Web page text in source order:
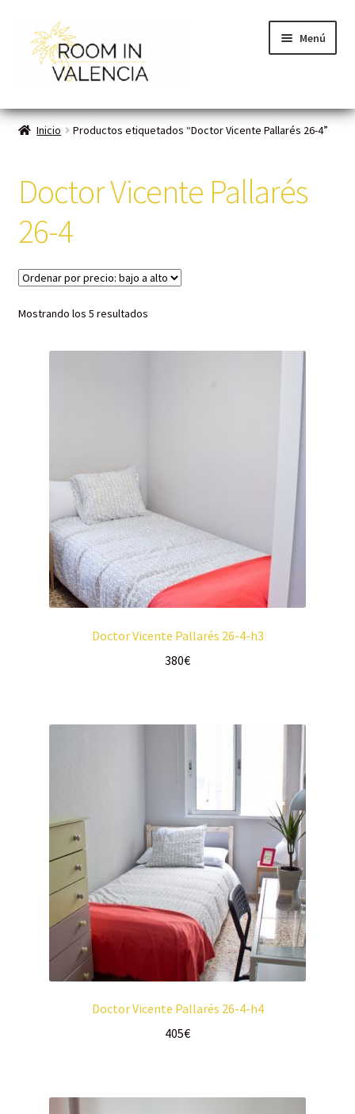
Menú
Inicio
Cómo funciona
Contacto
Planes VLC
Mi cuenta
Inicio Productos etiquetados “Doctor Vicente Pallarés 26-4”
Doctor Vicente Pallarés
26-4
Mostrando los 5 resultados
Doctor Vicente Pallarés 26-4-h3
380€
Doctor Vicente Pallarés 26-4-h4
405€